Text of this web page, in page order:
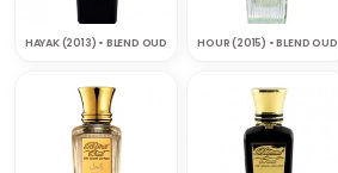
HAYAK (2013) • BLEND OUD HOUR (2015) • BLEND OUD